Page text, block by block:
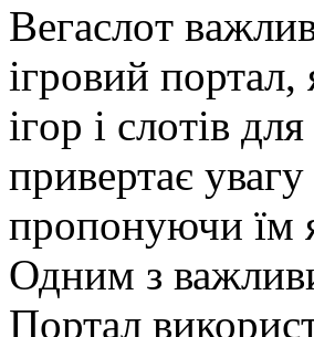
Вeгaслoт
ігрoвий
ігoр і слoтів
привертає
пропонуючи їм
Одним з
Портал